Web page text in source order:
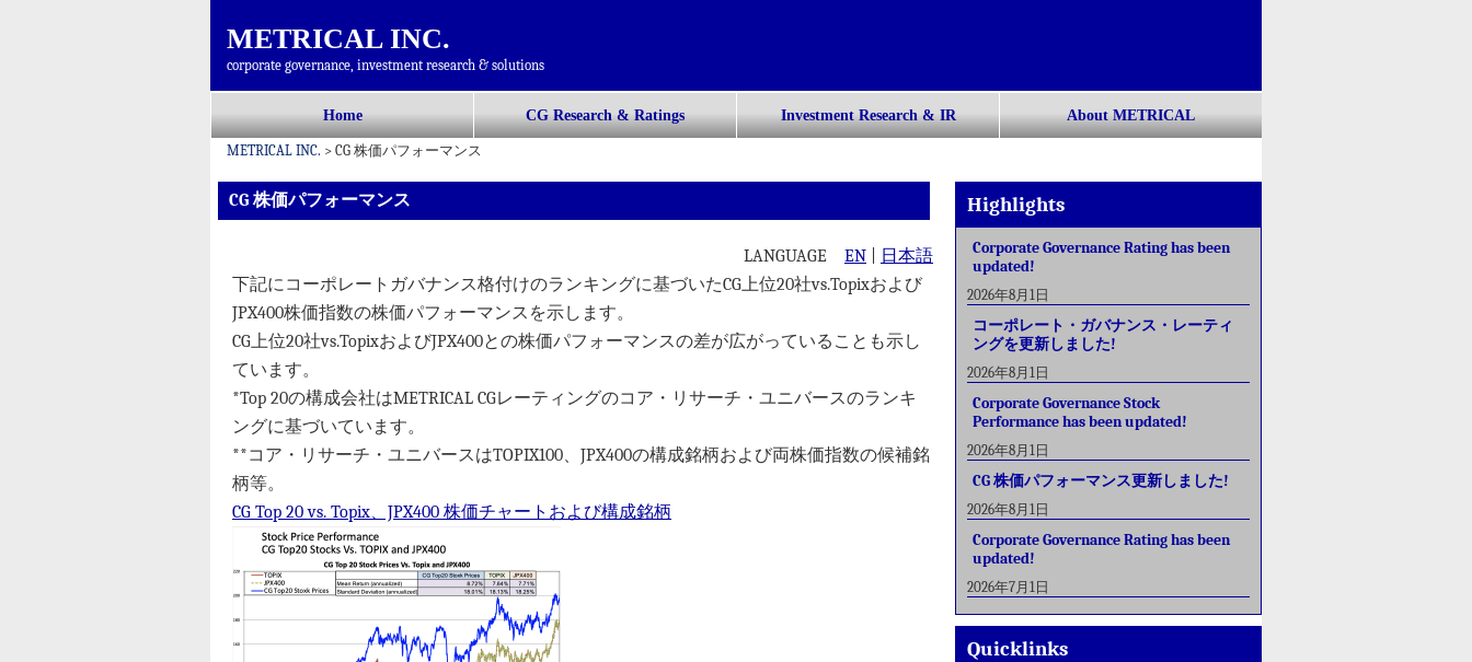
METRICAL INC.
corporate governance, investment research & solutions
メインメニュー
ン
ン
ツ
移
動
Home CG Research & Ratings Investment Research & IR About METRICAL
METRICAL INC. > CG 株価パフォーマンス
CG 株価パフォーマンス
LANGUAGE EN
日本語
下記にコーポレートガバナンス格付けのランキングに基づいたCG上位20社vs.Topixおよび
JPX400株価指数の株価パフォーマンスを示します。
CG上位20社vs.TopixおよびJPX400との株価パフォーマンスの差が広がっていることも示し
ています。
*Top 20の構成会社はMETRICAL CGレーティングのコア・リサーチ・ユニバースのランキ
ングに基づいています。
**コア・リサーチ・ユニバースはTOPIX100、JPX400の構成銘柄および両株価指数の候補銘
柄等。
CG Top 20 vs. Topix、JPX400 株価チャートおよび構成銘柄
Highlights
Corporate Governance Rating has been
updated!
2026年8月1日
コーポレート・ガバナンス・レーティ
ングを更新しました!
2026年8月1日
Corporate Governance Stock
Performance has been updated!
2026年8月1日
CG 株価パフォーマンス更新しました!
2026年8月1日
Corporate Governance Rating has been
updated!
2026年7月1日
Quicklinks